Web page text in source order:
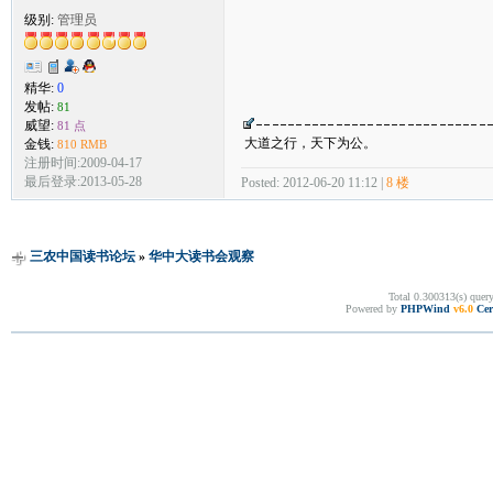
级别: 管理员
精华: 0
发帖: 81
威望: 81 点
金钱: 810 RMB
注册时间:2009-04-17
最后登录:2013-05-28
大道之行，天下为公。
Posted: 2012-06-20 11:12 | 8 楼
三农中国读书论坛» 华中大读书会观察
Total 0.300313(s)
Powered by PHPWind v6.0